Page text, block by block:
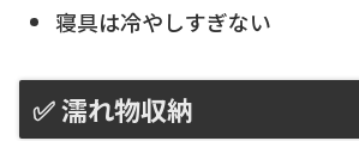
寝具は冷やしすぎない
✅ 濡れ物収納